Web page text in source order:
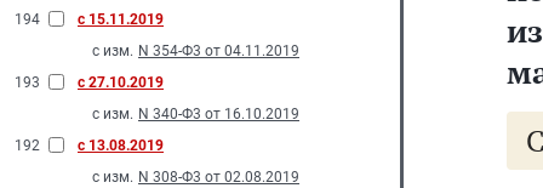
194
с 15.11.2019
с изм. N 354-Ф3 от 04.11.2019
193
с 27.10.2019
с изм. N 340-Ф3 от 16.10.2019
192
с 13.08.2019
с изм. N 308-Ф3 от 02.08.2019